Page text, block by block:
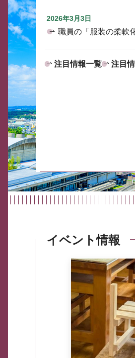
2026年3月3日
職員の「服装の柔軟
注目情報一覧 注目
イベント情報